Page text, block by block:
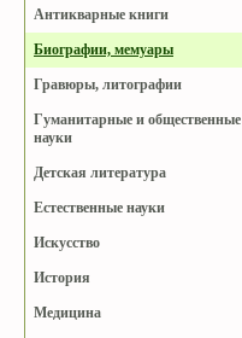
Антикварные книги
Биографии, мемуары
Гравюры, литографии
Гуманитарные и общественные
науки
Детская литература
Естественные науки
Искусство
История
Медицина